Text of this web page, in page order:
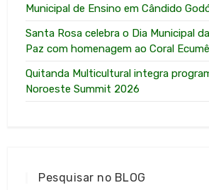
Municipal de Ensino em Cândido
Santa Rosa celebra o Dia Municipal
Paz com homenagem ao Coral
Quitanda Multicultural integra
Noroeste Summit 2026
Pesquisar no BLOG